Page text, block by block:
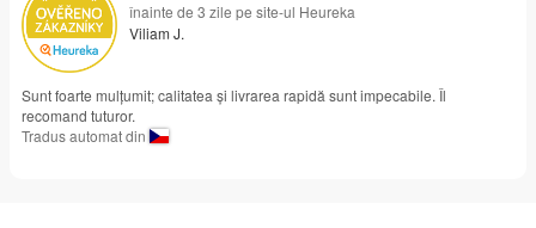
înainte de 3 zile pe site-ul Heureka
Viliam J.
Sunt foarte mulțumit; calitatea și livrarea rapidă sunt impecabile. Îl
recomand tuturor.
Tradus automat din